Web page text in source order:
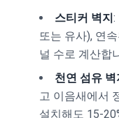
스티커 벽지:
또는 유사), 연
널 수로 계산합
천연 섬유 벽
고 이음새에서
설치해도 15-